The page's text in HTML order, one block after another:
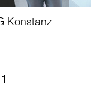
Konstanz